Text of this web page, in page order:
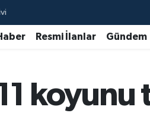
Resmi İlanlar Gündem
koyunu